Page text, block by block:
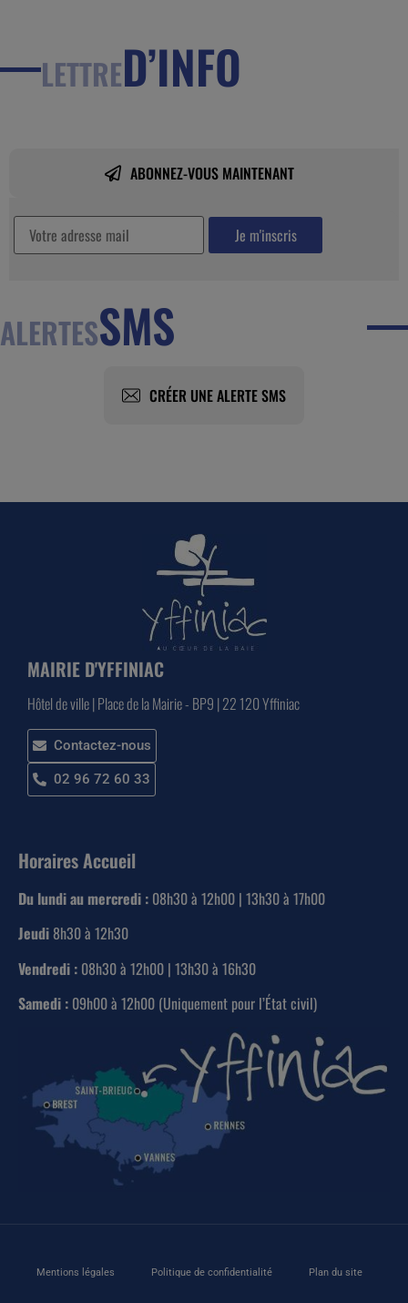
LETTRED’INFO
ABONNEZ-VOUS MAINTENANT
ALERTESSMS
CRÉER UNE ALERTE SMS
MAIRIE D'YFFINIAC
Hôtel de ville | Place de la Mairie - BP9 | 22 120 Yffiniac
Contactez-nous
02 96 72 60 33
Horaires Accueil
Du lundi au mercredi : 08h30 à 12h00 | 13h30 à 17h00
Jeudi 8h30 à 12h30
Vendredi : 08h30 à 12h00 | 13h30 à 16h30
Samedi : 09h00 à 12h00 (Uniquement pour l’État civil)
Mentions légales Politique de confidentialité Plan du site